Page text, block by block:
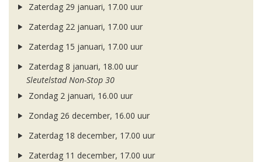
Zaterdag 29 januari, 17.00 uur
Zaterdag 22 januari, 17.00 uur
Zaterdag 15 januari, 17.00 uur
Zaterdag 8 januari, 18.00 uur
Sleutelstad Non-Stop 30
Zondag 2 januari, 16.00 uur
Zondag 26 december, 16.00 uur
Zaterdag 18 december, 17.00 uur
Zaterdag 11 december, 17.00 uur